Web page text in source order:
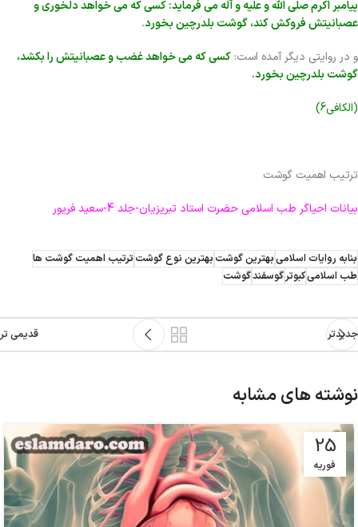
پیامبر اکرم صلی الله و علیه و آله می فرماید: کسی که می خواهد دلخوری و
عصبانیتش فروکش کند، گوشت بلدرچین بخورد.
و در روایتی دیگر آمده است: کسی که می خواهد غضب و عصبانیتش را بکشد،
گوشت بلدرچین بخورد.
(الکافی6)
ترتیب اهمیت گوشت
بیانات احیاگر طب اسلامی حضرت استاد تبریزیان-جلد 4-سعید فریور
بنابه روایات اسلامیبهترین گوشتبهترین نوع گوشتترتیب اهمیت گوشت ها
طب اسلامیکبوتر گوسفندگوشت
جدیدتر قدیمی تر
نوشته های مشابه
25
فوریه